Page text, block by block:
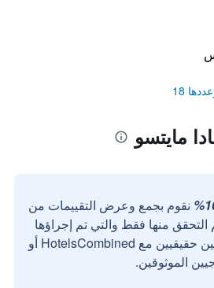
18
مايتسو
نقوم بجمع وعرض التقييمات من
التحقق منها فقط والتي تم إجراؤها
بواسطة مستخدمين حقيقيين مع HotelsCombined أو
الموثوقين.